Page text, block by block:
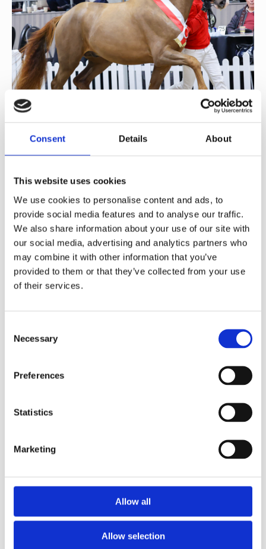
Consent Details About
This website uses cookies
We use cookies to personalise content and ads, to
provide social media features and to analyse our traffic.
We also share information about your use of our site with
our social media, advertising and analytics partners who
may combine it with other information that you’ve
provided to them or that they’ve collected from your use
of their services.
Selection
Necessary
Preferences
Statistics
Marketing
Allow all
Allow selection
2 december 2025
Helgstrand Dressage indkøber to nye
præmiehingste
præmiehingste i Hannover